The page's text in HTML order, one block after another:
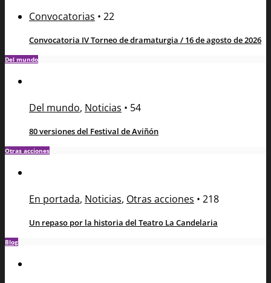
Convocatorias • 22
Convocatoria IV Torneo de dramaturgia / 16 de agosto de 2026
Del mundo
Del mundo, Noticias • 54
80 versiones del Festival de Aviñón
Otras acciones
En portada, Noticias, Otras acciones • 218
Un repaso por la historia del Teatro La Candelaria
Blog